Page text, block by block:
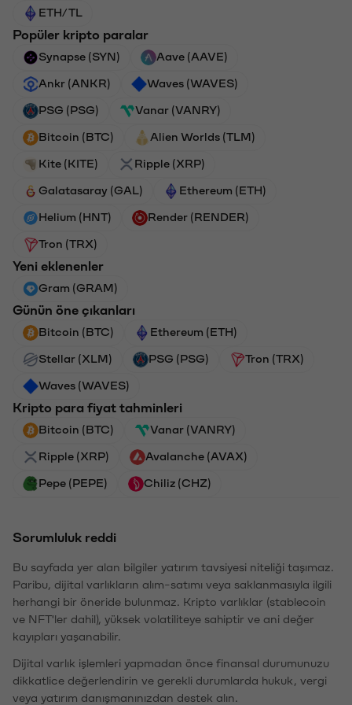
ETH/TL
Popüler kripto paralar
Synapse (SYN) Aave (AAVE)
Ankr (ANKR) Waves (WAVES)
PSG (PSG) Vanar (VANRY)
Bitcoin (BTC) Alien Worlds (TLM)
Kite (KITE) Ripple (XRP)
Galatasaray (GAL) Ethereum (ETH)
Helium (HNT) Render (RENDER)
Tron (TRX)
Yeni eklenenler
Gram (GRAM)
Günün öne çıkanları
Bitcoin (BTC) Ethereum (ETH)
Stellar (XLM) PSG (PSG) Tron (TRX)
Waves (WAVES)
Kripto para fiyat tahminleri
Bitcoin (BTC) Vanar (VANRY)
Ripple (XRP) Avalanche (AVAX)
Pepe (PEPE) Chiliz (CHZ)
Sorumluluk reddi
Bu sayfada yer alan bilgiler yatırım tavsiyesi niteliği taşımaz.
Paribu, dijital varlıkların alım-satımı veya saklanmasıyla ilgili
herhangi bir öneride bulunmaz. Kripto varlıklar (stablecoin
ve NFT'ler dahil), yüksek volatiliteye sahiptir ve ani değer
kayıpları yaşanabilir.
Dijital varlık işlemleri yapmadan önce finansal durumunuzu
dikkatlice değerlendirin ve gerekli durumlarda hukuk, vergi
veya yatırım danışmanınızdan destek alın.